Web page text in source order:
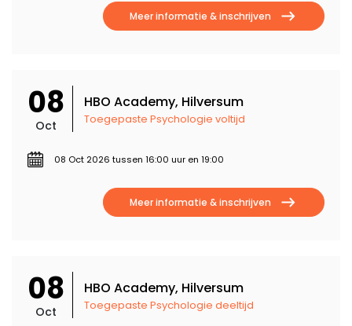
Meer informatie & inschrijven
08
Oct
HBO Academy, Hilversum
Toegepaste Psychologie voltijd
08 Oct 2026 tussen 16:00 uur en 19:00
Meer informatie & inschrijven
08
Oct
HBO Academy, Hilversum
Toegepaste Psychologie deeltijd